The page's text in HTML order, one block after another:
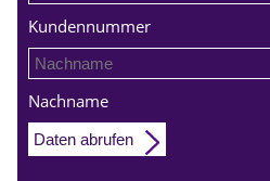
Kundennummer
Nachname
Daten abrufen